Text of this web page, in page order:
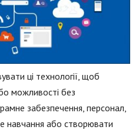
ці технології, щоб
можливості без
забезпечення, персонал,
навчання або створювати